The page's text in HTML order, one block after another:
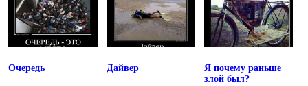
Очередь Дайвер
Я почему раньше
злой был?